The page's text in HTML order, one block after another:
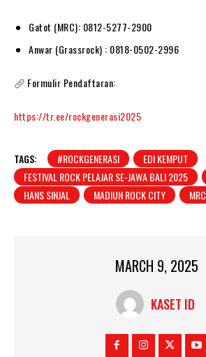
Gatot (MRC): 0812-5277-2900
Anwar (Grassrock) : 0818-0502-2996
Formulir Pendaftaran:
https://tr.ee/rockgenerasi2025
TAGS: #ROCKGENERASI
EDI KEMPUT
FESTIVAL ROCK PELAJAR SE-JAWA BALI 2025
HANS SINJAL
MADIUN ROCK CITY MRC
MARCH 9, 2025
KASET ID